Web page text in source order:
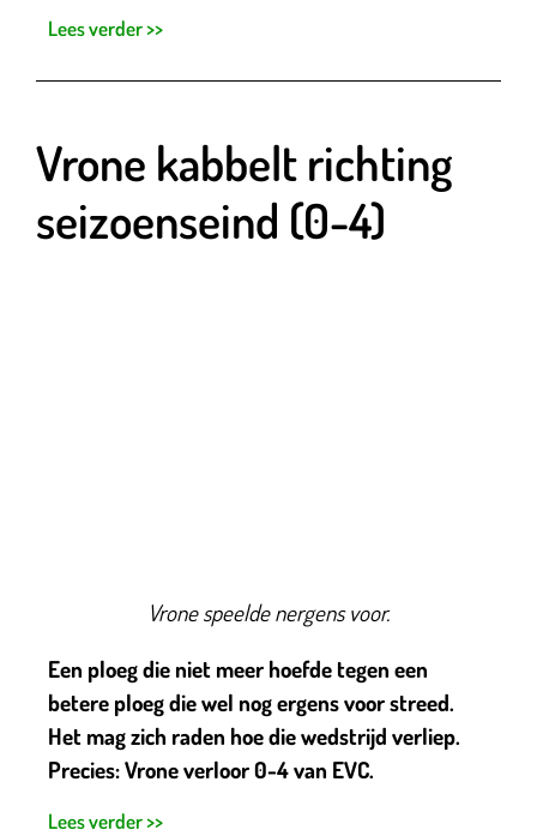
Lees verder >>
Vrone kabbelt richting
seizoenseind (0-4)
Vrone speelde nergens voor.
Een ploeg die niet meer hoefde tegen een
betere ploeg die wel nog ergens voor streed.
Het mag zich raden hoe die wedstrijd verliep.
Precies: Vrone verloor 0-4 van EVC.
Lees verder >>